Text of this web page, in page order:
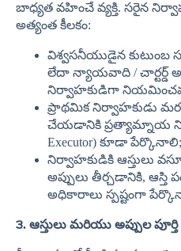
బాధ్యత వహించే వ్యక్తి. సరైన
అత్యంత కీలకం:
విశ్వసనీయుడైన కుటుంబ
లేదా న్యాయవాది / చార్టర్డ్
నిర్వాహకుడిగా
ప్రాథమిక నిర్వాహకుడు
చేయడానికి ప్రత్యామ్నాయ
Executor) కూడా పేర్కొనాలి;
నిర్వాహకుడికి ఆస్తులు
అప్పులు తీర్చడానికి,
అధికారాలు స్పష్టంగా
౩. ఆస్తులు మరియు అప్పుల